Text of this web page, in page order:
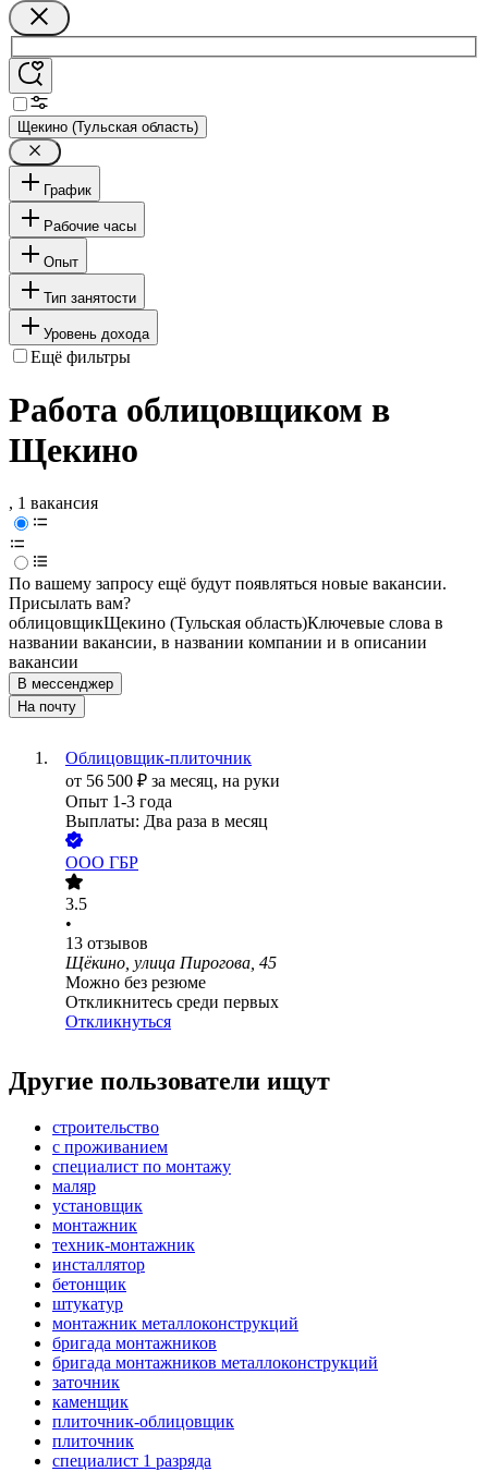
Щекино (Тульская область)
График
Рабочие часы
Опыт
Тип занятости
Уровень дохода
Ещё фильтры
Работа облицовщиком в
Щекино
, 1 вакансия
По вашему запросу ещё будут появляться новые вакансии.
Присылать вам?
облицовщикЩекино (Тульская область)Ключевые слова в
названии вакансии, в названии компании и в описании
вакансии
В мессенджер
На почту
Облицовщик-плиточник
от 56 500 ₽ за месяц, на руки
Опыт 1-3 года
Выплаты: Два раза в месяц
ООО ГБР
3.5
•
13 отзывов
Щёкино, улица Пирогова, 45
Можно без резюме
Откликнитесь среди первых
Откликнуться
Другие пользователи ищут
строительство
с проживанием
специалист по монтажу
маляр
установщик
монтажник
техник-монтажник
инсталлятор
бетонщик
штукатур
монтажник металлоконструкций
бригада монтажников
бригада монтажников металлоконструкций
заточник
каменщик
плиточник-облицовщик
плиточник
специалист 1 разряда